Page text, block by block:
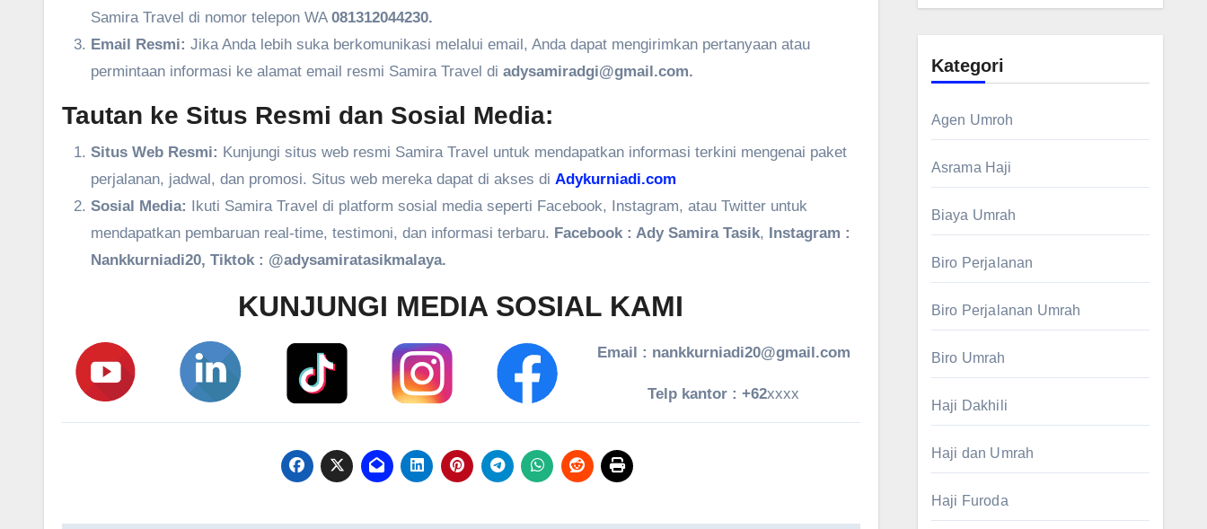
Samira Travel di nomor telepon WA 081312044230.
Email Resmi: Jika Anda lebih suka berkomunikasi melalui email, Anda dapat mengirimkan pertanyaan atau
permintaan informasi ke alamat email resmi Samira Travel di adysamiradgi@gmail.com.
Tautan ke Situs Resmi dan Sosial Media:
Situs Web Resmi: Kunjungi situs web resmi Samira Travel untuk mendapatkan informasi terkini mengenai paket
perjalanan, jadwal, dan promosi. Situs web mereka dapat di akses di Adykurniadi.com
Sosial Media: Ikuti Samira Travel di platform sosial media seperti Facebook, Instagram, atau Twitter untuk
mendapatkan pembaruan real-time, testimoni, dan informasi terbaru. Facebook : Ady Samira Tasik, Instagram :
Nankkurniadi20, Tiktok : @adysamiratasikmalaya.
KUNJUNGI MEDIA SOSIAL KAMI
Email : nankkurniadi20@gmail.com
Telp kantor : +62xxxx
Kategori
Agen Umroh
Asrama Haji
Biaya Umrah
Biro Perjalanan
Biro Perjalanan Umrah
Biro Umrah
Haji Dakhili
Haji dan Umrah
Haji Furoda